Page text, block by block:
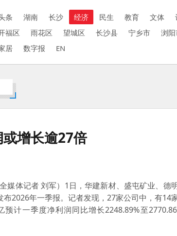
条 湖南 长沙 经济 民生 教育 文体
福区
雨花区 望城区 长沙县 宁乡市 浏
居
数字报 EN
增长逾27倍
体记者 刘军）1日，华建新材、盛屯矿业、德
2026年一季报。记者发现，27家公司中，有14
计一季度净利润同比增长2248.89%至